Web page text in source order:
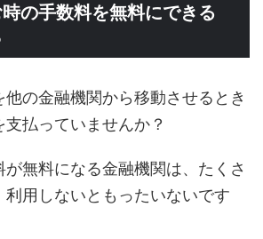
の手数料を無料にできる
の金融機関から移動させるとき
払っていませんか？
無料になる金融機関は、たくさ
利用しないともったいないです